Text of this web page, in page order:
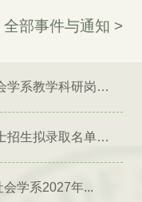
全部事件与通知 >
2026年北京大学社会学系教学科研岗位招聘启事
社会学系2026年博士招生拟录取名单公示（专项）
学系2027年...